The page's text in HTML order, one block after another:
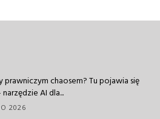
prawniczym chaosem? Tu pojawia się
AI dla...
2026